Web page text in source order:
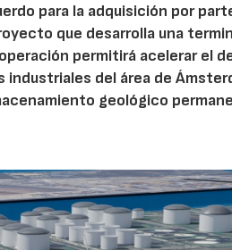
para la adquisición por
que desarrolla una
permitirá acelerar el
del área de
geológico